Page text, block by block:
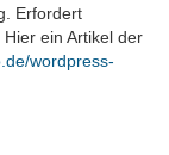
Erfordert
ein Artikel der
wordpress-